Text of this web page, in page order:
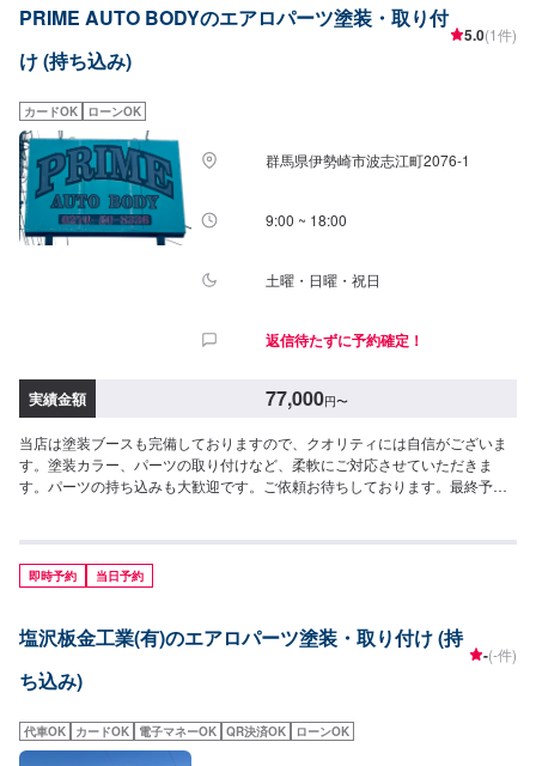
9:00~18:00土曜日9:00～17:00【定休日】日曜日・祝祭日・当社規定カレン
PRIME AUTO BODYのエアロパーツ塗装・取り付
け (持ち込み)
5.0(1件)
カードOK ローンOK
群馬県伊勢崎市波志江町2076-1
9:00 ~ 18:00
土曜・日曜・祝日
返信待たずに予約確定！
実績金額 77,000円〜
当店は塗装ブースも完備しておりますので、クオリティには自信がございま
す。塗装カラー、パーツの取り付けなど、柔軟にご対応させていただきま
す。パーツの持ち込みも大歓迎です。ご依頼お待ちしております。最終予約
即時予約 当日予約
塩沢板金工業(有)のエアロパーツ塗装・取り付け (持
ち込み)
-(-件)
代車OK カードOK 電子マネーOK QR決済OK ローンOK